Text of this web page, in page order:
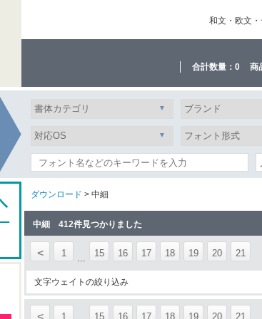
和文・欧文
合計数量： 0 商
ダウンロード > 中細
中細 412件見つかりました
< 1 ... 15 16 17 18 19 20 21
文字ウェイトの絞り込み
< 1 15 16 17 18 19 20 21